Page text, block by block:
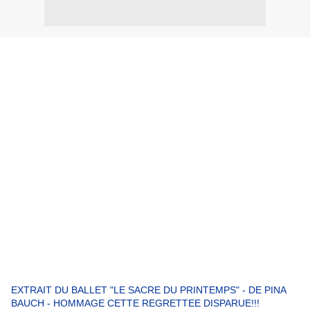
EXTRAIT DU BALLET "LE SACRE DU PRINTEMPS" - DE PINA
BAUCH - HOMMAGE CETTE REGRETTEE DISPARUE!!!